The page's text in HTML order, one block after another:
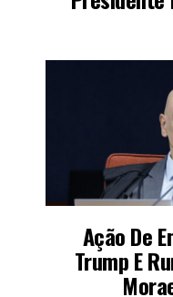
Ação De
Trump E